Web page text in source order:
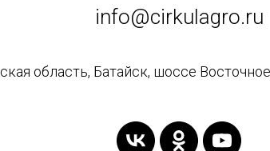
info@cirkulagro.ru
область, Батайск, шоссе